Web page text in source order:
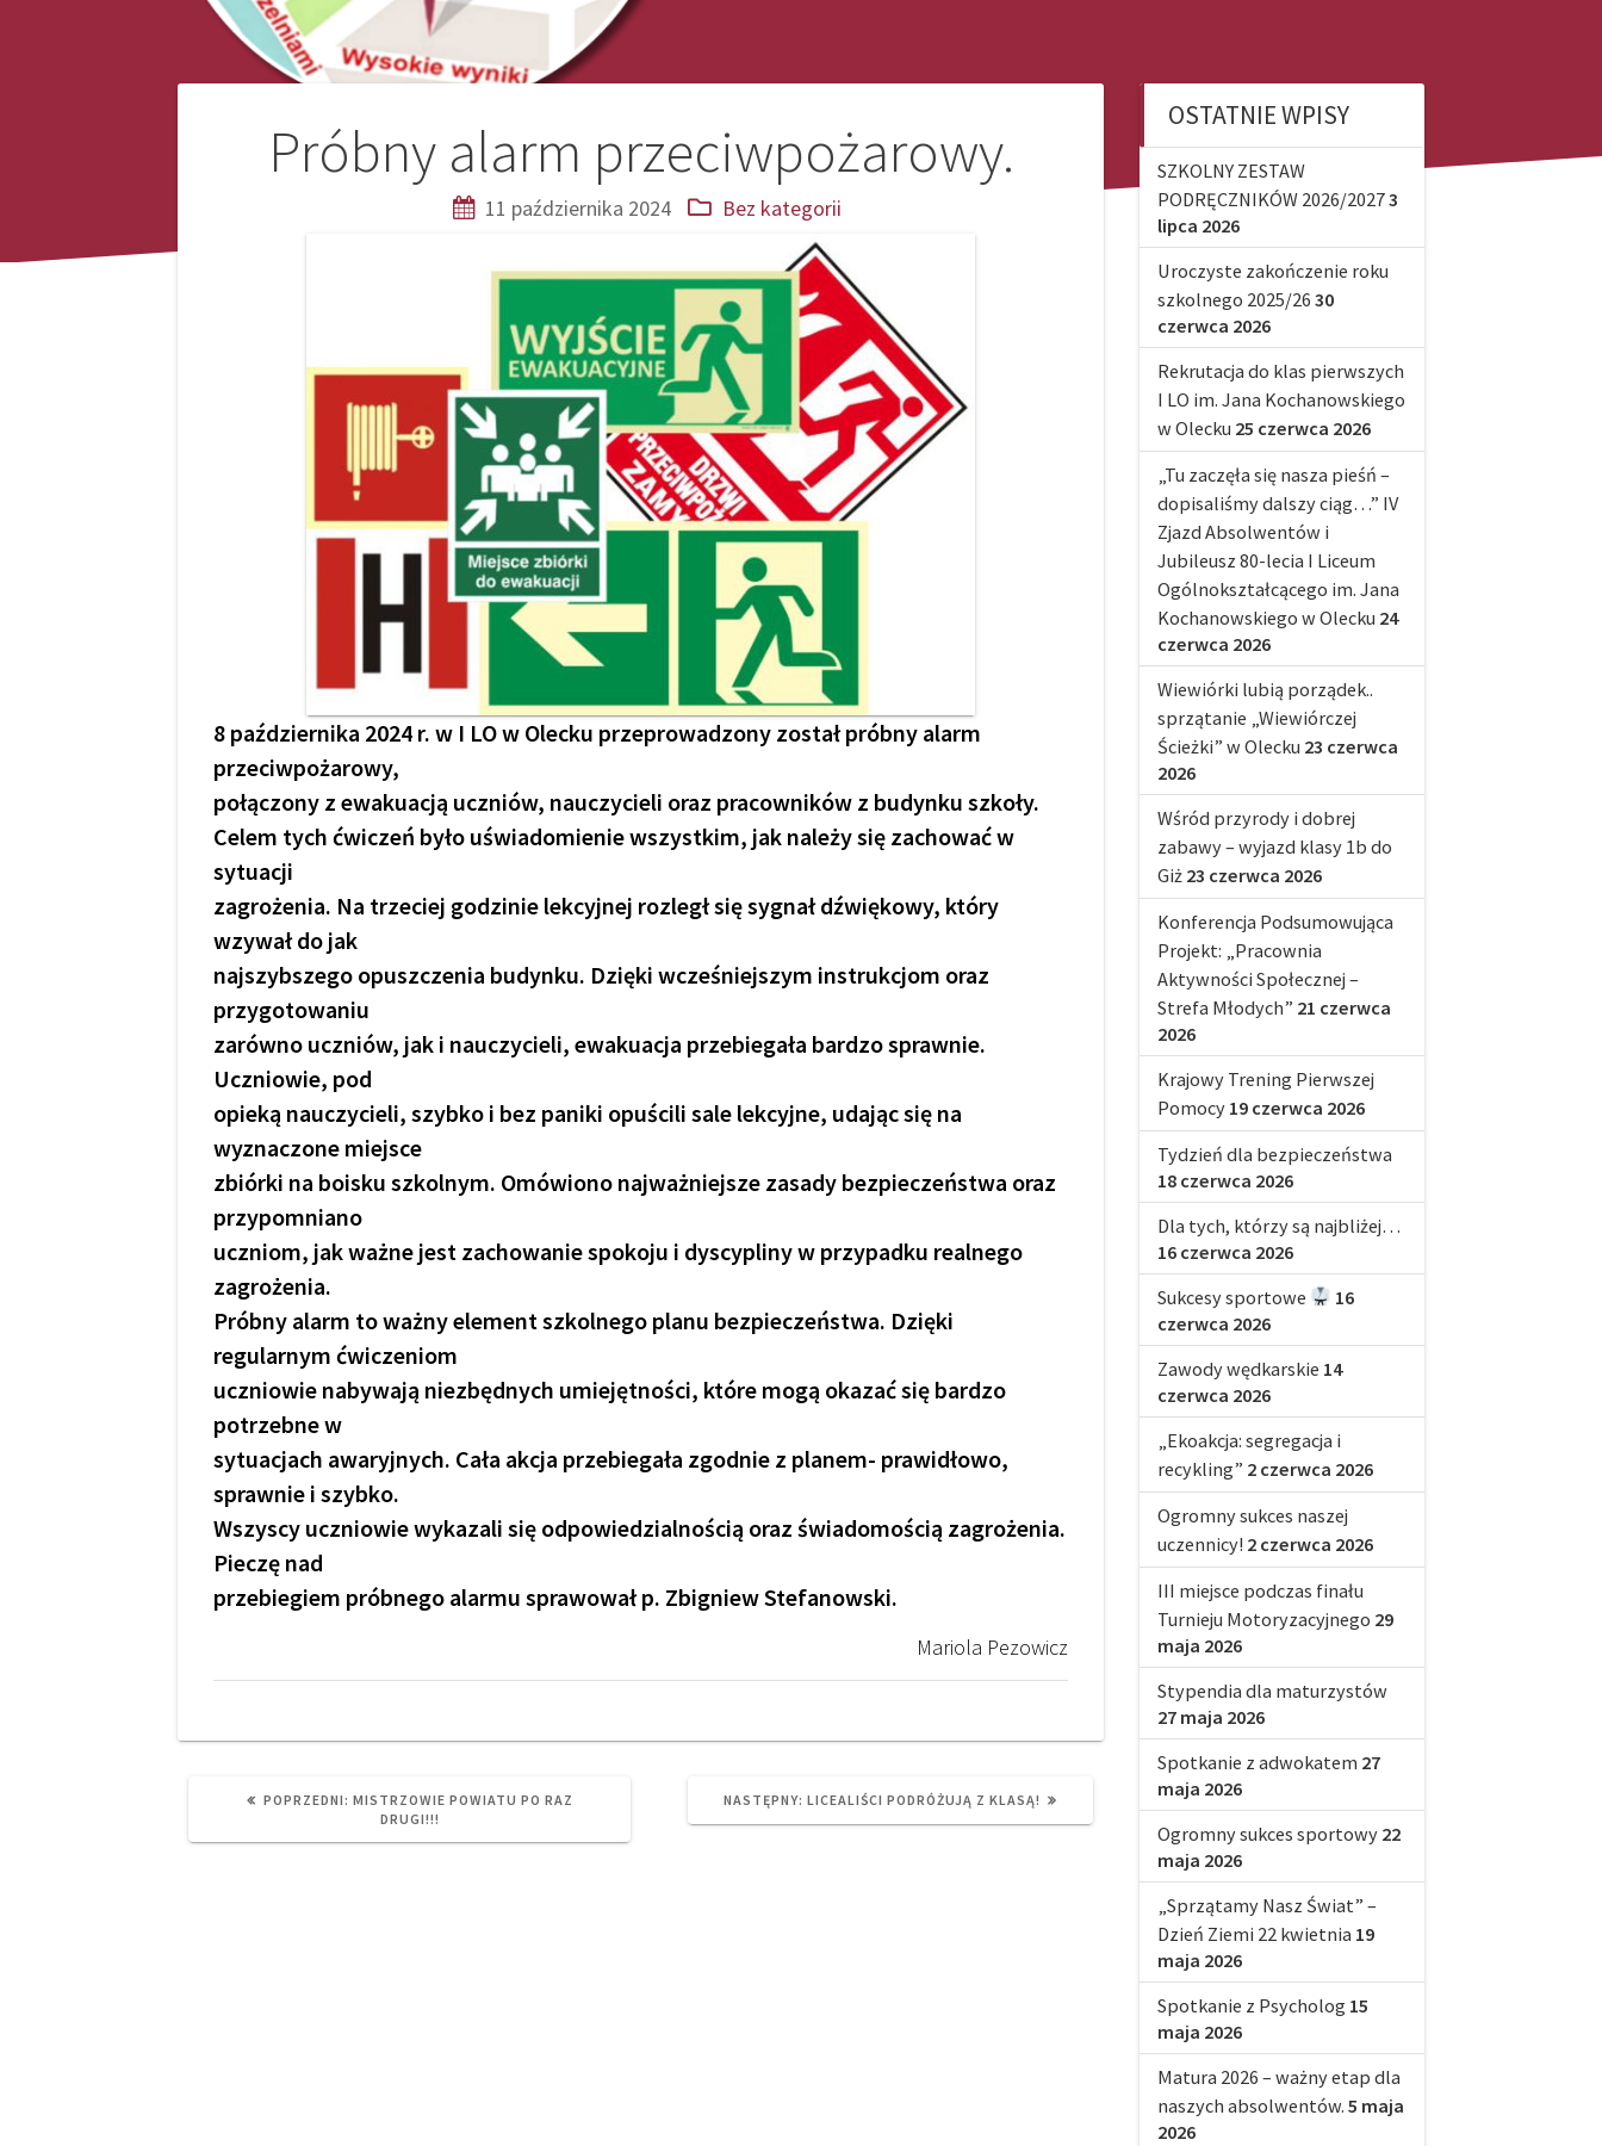
Próbny alarm przeciwpożarowy.
11 października 2024 Bez kategorii
8 października 2024 r. w I LO w Olecku przeprowadzony został próbny alarm
przeciwpożarowy,
połączony z ewakuacją uczniów, nauczycieli oraz pracowników z budynku szkoły.
Celem tych ćwiczeń było uświadomienie wszystkim, jak należy się zachować w
sytuacji
zagrożenia. Na trzeciej godzinie lekcyjnej rozległ się sygnał dźwiękowy, który
wzywał do jak
najszybszego opuszczenia budynku. Dzięki wcześniejszym instrukcjom oraz
przygotowaniu
zarówno uczniów, jak i nauczycieli, ewakuacja przebiegała bardzo sprawnie.
Uczniowie, pod
opieką nauczycieli, szybko i bez paniki opuścili sale lekcyjne, udając się na
wyznaczone miejsce
zbiórki na boisku szkolnym. Omówiono najważniejsze zasady bezpieczeństwa oraz
przypomniano
uczniom, jak ważne jest zachowanie spokoju i dyscypliny w przypadku realnego
zagrożenia.
Próbny alarm to ważny element szkolnego planu bezpieczeństwa. Dzięki
regularnym ćwiczeniom
uczniowie nabywają niezbędnych umiejętności, które mogą okazać się bardzo
potrzebne w
sytuacjach awaryjnych. Cała akcja przebiegała zgodnie z planem- prawidłowo,
sprawnie i szybko.
Wszyscy uczniowie wykazali się odpowiedzialnością oraz świadomością zagrożenia.
Pieczę nad
przebiegiem próbnego alarmu sprawował p. Zbigniew Stefanowski.
Mariola Pezowicz
Nawigacja
POPRZEDNI: PREVIOUS
POST:
MISTRZOWIE POWIATU PO RAZ
DRUGI!!!
NASTĘPNY: NEXT
LICEALIŚCI PODRÓŻUJĄ Z KLASĄ!
OSTATNIE WPISY
SZKOLNY ZESTAW
PODRĘCZNIKÓW 2026/20273
lipca 2026
Uroczyste zakończenie roku
szkolnego 2025/26 30
czerwca 2026
Rekrutacja do klas pierwszych
I LO im. Jana Kochanowskiego
w Olecku 25 czerwca 2026
„Tu zaczęła się nasza pieśń –
dopisaliśmy dalszy ciąg…” IV
Zjazd Absolwentów i
Jubileusz 80-lecia I Liceum
Ogólnokształcącego im. Jana
Kochanowskiego w Olecku 24
czerwca 2026
Wiewiórki lubią porządek..
sprzątanie „Wiewiórczej
Ścieżki” w Olecku 23 czerwca
2026
Wśród przyrody i dobrej
zabawy – wyjazd klasy 1b do
Giż 23 czerwca 2026
Konferencja Podsumowująca
Projekt: „Pracownia
Aktywności Społecznej –
Strefa Młodych” 21 czerwca
2026
Krajowy Trening Pierwszej
Pomocy 19 czerwca 2026
Tydzień dla bezpieczeństwa
18 czerwca 2026
Dla tych, którzy są najbliżej…
16 czerwca 2026
Sukcesy sportowe
16
czerwca 2026
Zawody wędkarskie 14
czerwca 2026
„Ekoakcja: segregacja i
recykling” 2 czerwca 2026
Ogromny sukces naszej
uczennicy! 2 czerwca 2026
III miejsce podczas finału
Turnieju Motoryzacyjnego 29
maja 2026
Stypendia dla maturzystów
27 maja 2026
Spotkanie z adwokatem 27
maja 2026
Ogromny sukces sportowy 22
maja 2026
„Sprzątamy Nasz Świat” –
Dzień Ziemi 22 kwietnia 19
maja 2026
Spotkanie z Psycholog 15
maja 2026
Matura 2026 – ważny etap dla
naszych absolwentów. 5 maja
2026